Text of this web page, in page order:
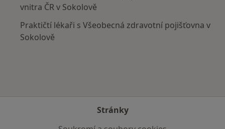
vnitra ČR v Sokolově
Praktičtí lékaři s Všeobecná zdravotní pojišťovna v
Sokolově
Stránky